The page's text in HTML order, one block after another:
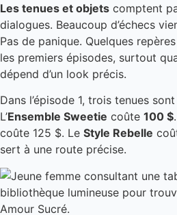
Les tenues et objets comptent
dialogues. Beaucoup d’échecs
Pas de panique. Quelques
les premiers épisodes, surtout
dépend d’un look précis.
Dans l’épisode 1, trois tenues
L’Ensemble Sweetie coûte 100 $
coûte 125 $. Le Style Rebelle
sert à une route précise.